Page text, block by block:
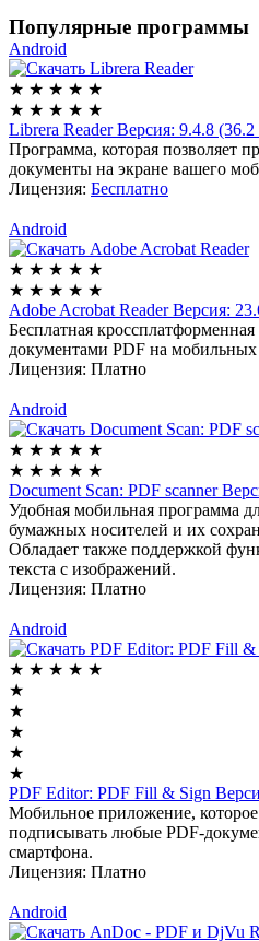
Популярные программы
Android
★ ★ ★ ★ ★
★ ★ ★ ★ ★
Librera ReaderВерсия: 9.4.8
Программа, которая позволяет
документы на экране вашего
Лицензия: Бесплатно
Android
★ ★ ★ ★ ★
★ ★ ★ ★ ★
Adobe Acrobat ReaderВерсия:
Бесплатная
документами PDF на мобильных
Лицензия: Платно
Android
★ ★ ★ ★ ★
★ ★ ★ ★ ★
Document Scan: PDF scanner
Удобная мобильная программа
бумажных носителей и их
Обладает также поддержкой
текста с изображений.
Лицензия: Платно
Android
★ ★ ★ ★ ★
★
★
★
★
★
PDF Editor: PDF Fill & Sign
Мобильное приложение,
подписывать любые PDF-
смартфона.
Лицензия: Платно
Android